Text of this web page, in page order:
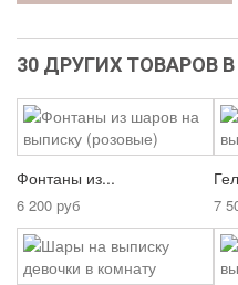
30 ДРУГИХ ТОВАРОВ
Фонтаны из...
6 200 руб 7